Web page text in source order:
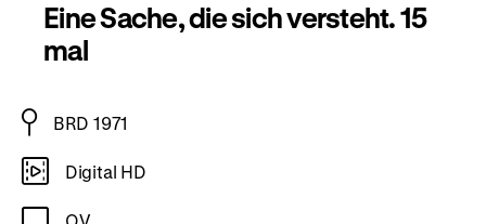
Eine Sache, die sich versteht. 15
mal
BRD 1971
Digital HD